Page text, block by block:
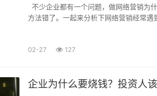
不少企业都有一个问题，做网络营销为
方法错了。一起来分析下网络营销经常
02-27 127
企业为什么要烧钱？投资人